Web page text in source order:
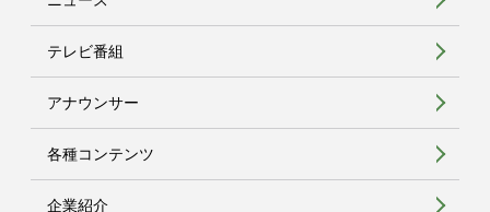
テレビ番組
アナウンサー
各種コンテンツ
企業紹介